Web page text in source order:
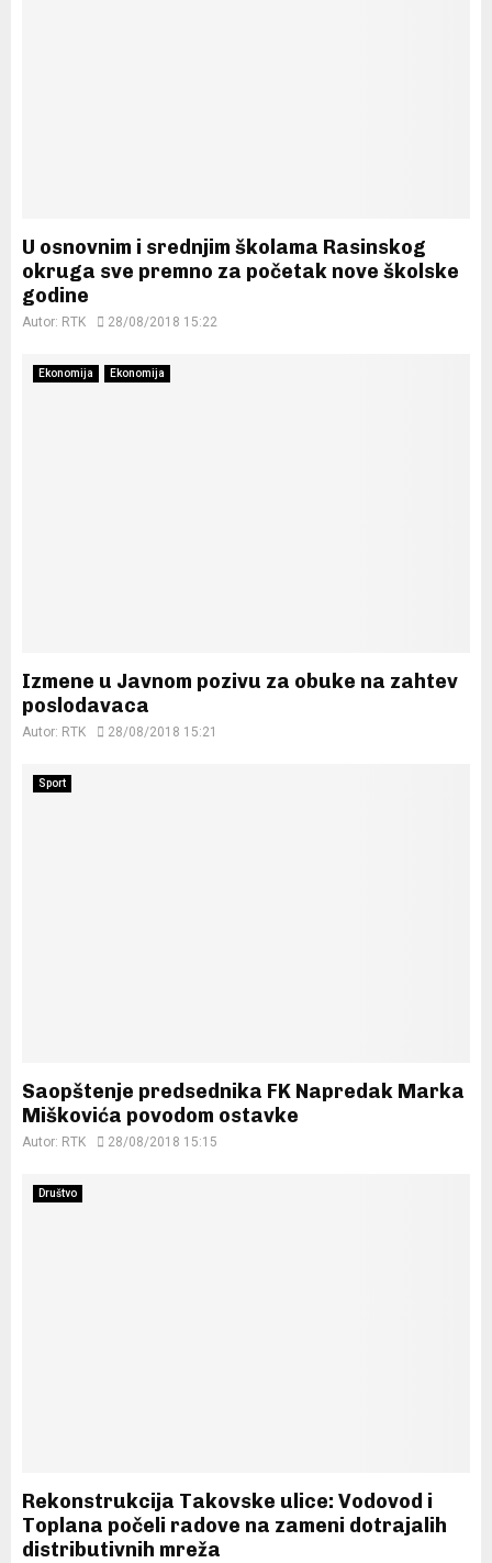
U osnovnim i srednjim školama Rasinskog
okruga sve premno za početak nove školske
godine
Autor: RTK 28/08/2018 15:22
Ekonomija Ekonomija
Izmene u Javnom pozivu za obuke na zahtev
poslodavaca
Autor: RTK 28/08/2018 15:21
Sport
Saopštenje predsednika FK Napredak Marka
Miškovića povodom ostavke
Autor: RTK 28/08/2018 15:15
Društvo
Rekonstrukcija Takovske ulice: Vodovod i
Toplana počeli radove na zameni dotrajalih
distributivnih mreža